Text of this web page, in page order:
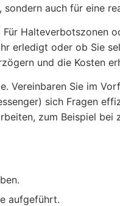
auch für eine
Halteverbotszonen
erledigt oder ob Sie
und die Kosten
Vereinbaren Sie im
sich Fragen
zum Beispiel bei
aufgeführt.